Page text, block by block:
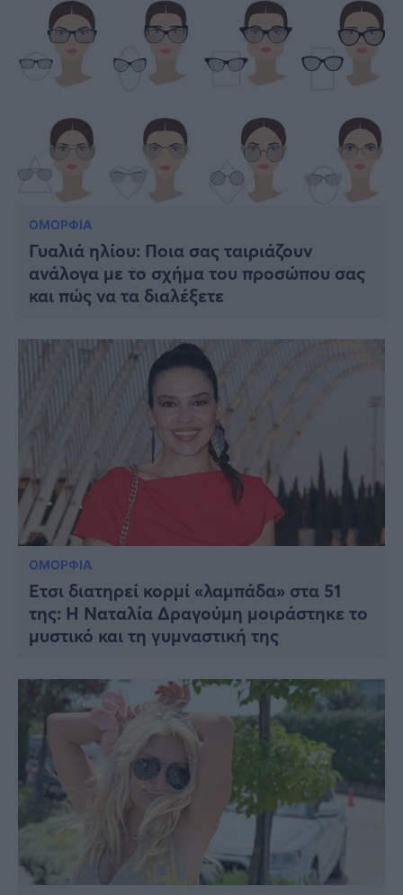
ΟΜΟΡΦΙΑ
Γυαλιά ηλίου: Ποια σας ταιριάζουν
ανάλογα με το σχήμα του προσώπου σας
και πώς να τα διαλέξετε
ΟΜΟΡΦΙΑ
Έτσι διατηρεί κορμί «λαμπάδα» στα 51
της: Η Ναταλία Δραγούμη μοιράστηκε το
μυστικό και τη γυμναστική της